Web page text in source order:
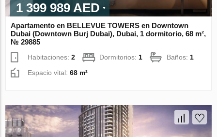
1 399 989 AED
Apartamento en BELLEVUE TOWERS en Downtown
Dubai (Downtown Burj Dubai), Dubai, 1 dormitorio, 68 m²,
№ 29885
Habitaciones:2 Dormitorios:1 Baños:1
Espacio vital:68 m²